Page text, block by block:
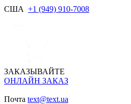
США +1 (949) 910-7008
ЗАКАЗЫВАЙТЕ
ОНЛАЙН ЗАКАЗ
Почта text@text.ua